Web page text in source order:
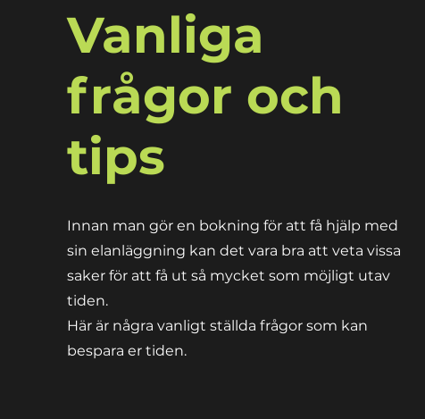
Vanliga
frågor och
tips
Innan man gör en bokning för att få hjälp med
sin elanläggning kan det vara bra att veta vissa
saker för att få ut så mycket som möjligt utav
tiden.
Här är några vanligt ställda frågor som kan
bespara er tiden.